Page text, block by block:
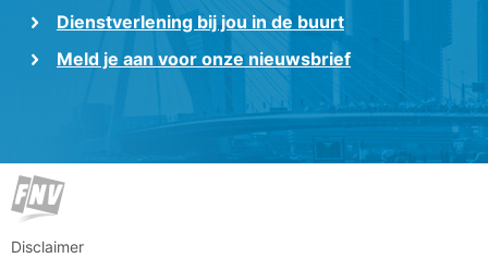
Dienstverlening bij jou in de buurt
Meld je aan voor onze nieuwsbrief
Disclaimer